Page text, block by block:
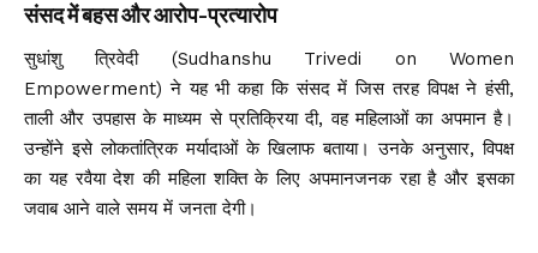
संसद में बहस और आरोप-प्रत्यारोप
सुधांशु त्रिवेदी (Sudhanshu Trivedi on Women
Empowerment) ने यह भी कहा कि संसद में जिस तरह विपक्ष ने हंसी,
ताली और उपहास के माध्यम से प्रतिक्रिया दी, वह महिलाओं का अपमान है।
उन्होंने इसे लोकतांत्रिक मर्यादाओं के खिलाफ बताया। उनके अनुसार, विपक्ष
का यह रवैया देश की महिला शक्ति के लिए अपमानजनक रहा है और इसका
जवाब आने वाले समय में जनता देगी।